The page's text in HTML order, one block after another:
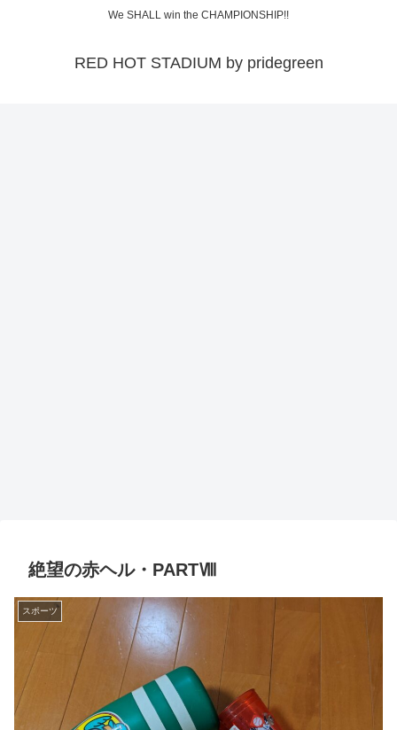
We SHALL win the CHAMPIONSHIP!!
RED HOT STADIUM by pridegreen
絶望の赤ヘル・PARTⅧ
スポーツ